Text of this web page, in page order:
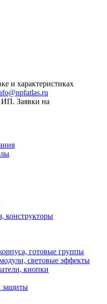
и характеристиках
ИП. Заявки на
конструкторы
готовые группы
световые эффекты
кнопки
защиты